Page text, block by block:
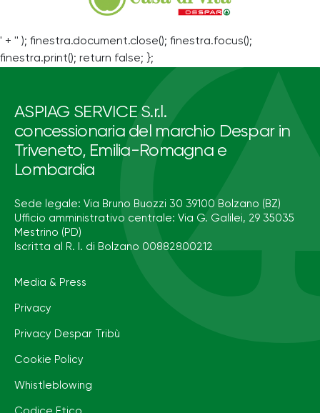
' + '' ); finestra.document.close(); finestra.focus();
finestra.print(); return false; };
ASPIAG SERVICE S.r.l.
concessionaria del marchio Despar in
Triveneto, Emilia-Romagna e
Lombardia
Sede legale: Via Bruno Buozzi 30 39100 Bolzano (BZ)
Ufficio amministrativo centrale: Via G. Galilei, 29 35035
Mestrino (PD)
Iscritta al R. I. di Bolzano 00882800212
Media & Press
Privacy
Privacy Despar Tribù
Cookie Policy
Whistleblowing
Codice Etico